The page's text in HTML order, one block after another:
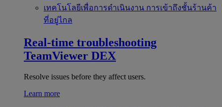
เทคโนโลยีเพื่อการดำเนินงาน การเข้าถึงชั้นร้านค้า
ที่อยู่ไกล
Real-time troubleshooting
TeamViewer DEX
Resolve issues before they affect users.
Learn more